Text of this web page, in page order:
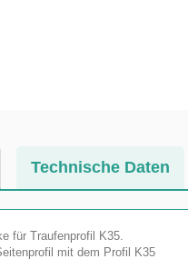
Technische Daten
für Traufenprofil K35.
mit dem Profil K35